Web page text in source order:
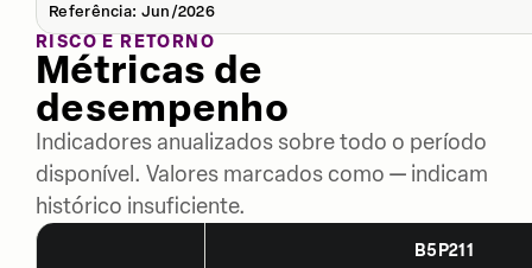
Referência: Jun/2026
RISCO E RETORNO
Métricas de
desempenho
Indicadores anualizados sobre todo o período
disponível. Valores marcados como — indicam
histórico insuficiente.
B5P211